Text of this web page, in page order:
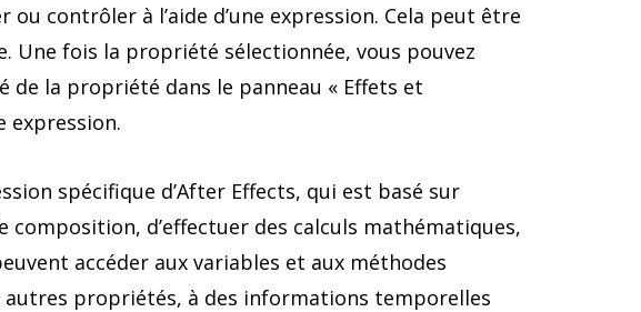
contrôler à l’aide d’une expression. Cela peut être
Une fois la propriété sélectionnée, vous pouvez
la propriété dans le panneau « Effets et
expression.
spécifique d’After Effects, qui est basé sur
composition, d’effectuer des calculs mathématiques,
accéder aux variables et aux méthodes
autres propriétés, à des informations temporelles